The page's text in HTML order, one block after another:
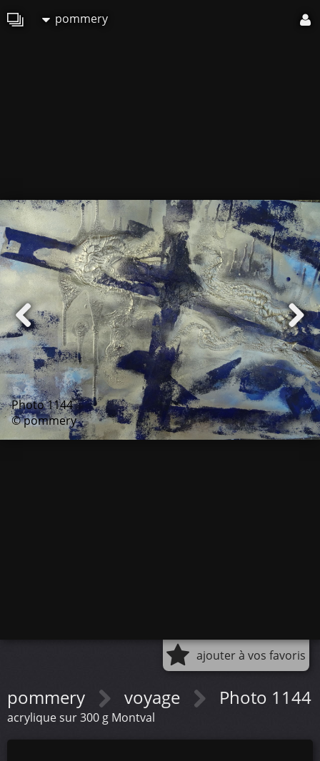
pommery
Photo 1144
© pommery
ajouter à vos favoris
pommery voyage Photo 1144
acrylique sur 300 g Montval